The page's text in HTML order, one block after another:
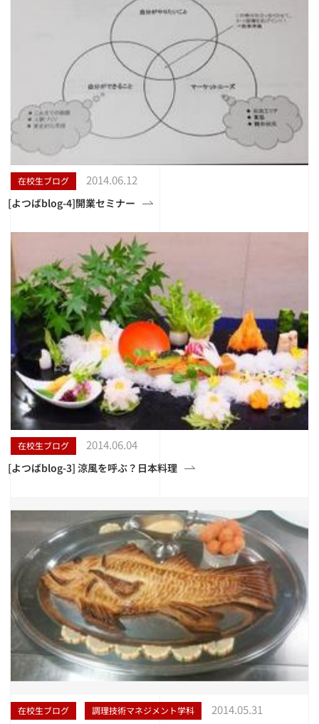
在校生ブログ 2014.06.12
[よつばblog-4]開業セミナー
在校生ブログ 2014.06.04
[よつばblog-3] 涼風を呼ぶ？日本料理
在校生ブログ 調理技術マネジメント学科 2014.05.31